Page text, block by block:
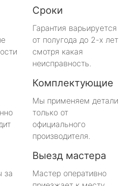
Сроки
Гарантия варьируется
от полугода до 2-х лет
смотря какая
неисправность.
Комплектующие
Мы применяем детали
только от
официального
производителя.
за
Выезд мастера
Мастер оперативно